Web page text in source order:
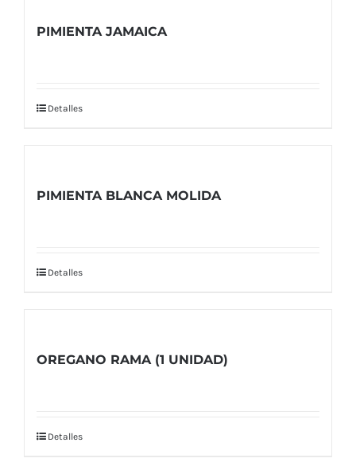
PIMIENTA JAMAICA
Detalles
PIMIENTA BLANCA MOLIDA
Detalles
OREGANO RAMA (1 UNIDAD)
Detalles